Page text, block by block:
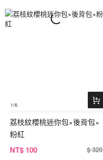
1/6
荔枝紋櫻桃迷你包×後背包×
粉紅
NT$ 100 $ 320